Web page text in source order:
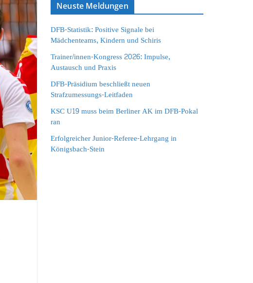
Neuste Meldungen
DFB-Statistik: Positive Signale bei
Mädchenteams, Kindern und Schiris
Trainer/innen-Kongress 2026: Impulse,
Austausch und Praxis
DFB-Präsidium beschließt neuen
Strafzumessungs-Leitfaden
KSC U19 muss beim Berliner AK im DFB-Pokal
ran
Erfolgreicher Junior-Referee-Lehrgang in
Königsbach-Stein